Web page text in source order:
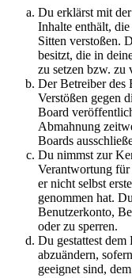
Du erklärst mit
Inhalte enthält,
Sitten verstoßen.
besitzt, die in
zu setzen bzw. zu
Der Betreiber des
Verstößen gegen
Board
Abmahnung
Boards
Du nimmst zur
Verantwortung
er nicht selbst
genommen hat.
Benutzerkonto,
oder zu sperren.
Du gestattest dem
abzuändern,
geeignet sind,